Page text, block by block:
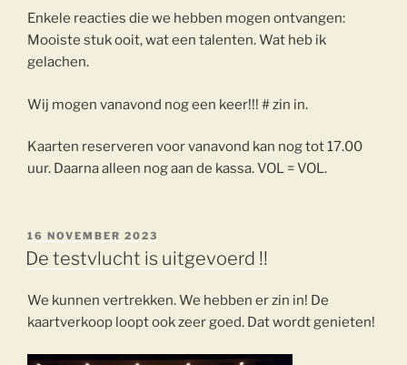
Enkele reacties die we hebben mogen ontvangen:
Mooiste stuk ooit, wat een talenten. Wat heb ik
gelachen.
Wij mogen vanavond nog een keer!!! # zin in.
Kaarten reserveren voor vanavond kan nog tot 17.00
uur. Daarna alleen nog aan de kassa. VOL = VOL.
GEPLAATST
OP
16 NOVEMBER 2023
De testvlucht is uitgevoerd !!
We kunnen vertrekken. We hebben er zin in! De
kaartverkoop loopt ook zeer goed. Dat wordt genieten!